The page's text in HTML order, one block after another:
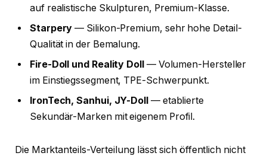
auf realistische Skulpturen, Premium-Klasse.
Starpery — Silikon-Premium, sehr hohe Detail-
Qualität in der Bemalung.
Fire-Doll und Reality Doll— Volumen-Hersteller
im Einstiegssegment, TPE-Schwerpunkt.
IronTech, Sanhui, JY-Doll — etablierte
Sekundär-Marken mit eigenem Profil.
Die Marktanteils-Verteilung lässt sich öffentlich nicht